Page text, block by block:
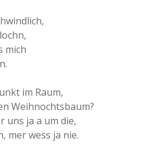
mich
im Raum,
Weihnochtsbaum?
uns ja a um die,
mer wess ja nie.